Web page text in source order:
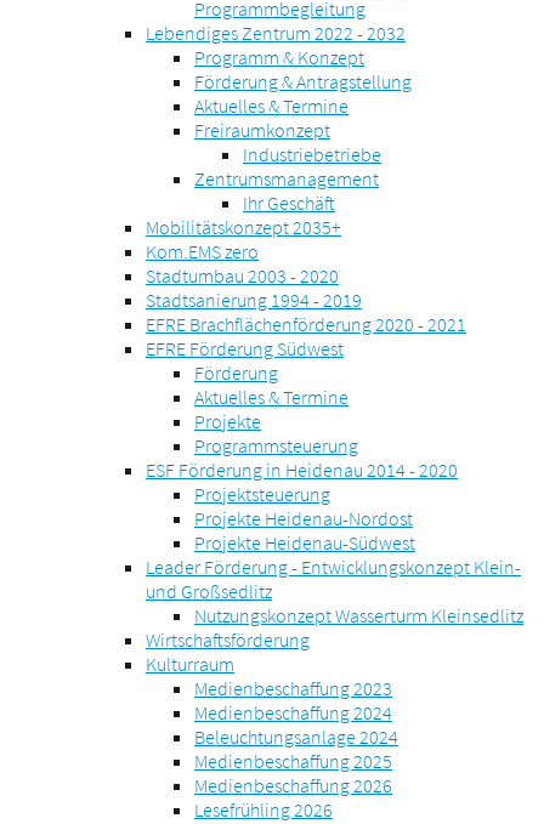
Programmbegleitung
Lebendiges Zentrum 2022 - 2032
Programm & Konzept
Förderung & Antragstellung
Aktuelles & Termine
Freiraumkonzept
Industriebetriebe
Zentrumsmanagement
Ihr Geschäft
Mobilitätskonzept 2035+
Kom.EMS zero
Stadtumbau 2003 - 2020
Stadtsanierung 1994 - 2019
EFRE Brachflächenförderung 2020 - 2021
EFRE Förderung Südwest
Förderung
Aktuelles & Termine
Projekte
Programmsteuerung
ESF Förderung in Heidenau 2014 - 2020
Projektsteuerung
Projekte Heidenau-Nordost
Projekte Heidenau-Südwest
Leader Förderung - Entwicklungskonzept Klein-
und Großsedlitz
Nutzungskonzept Wasserturm Kleinsedlitz
Wirtschaftsförderung
Kulturraum
Medienbeschaffung 2023
Medienbeschaffung 2024
Beleuchtungsanlage 2024
Medienbeschaffung 2025
Medienbeschaffung 2026
Lesefrühling 2026